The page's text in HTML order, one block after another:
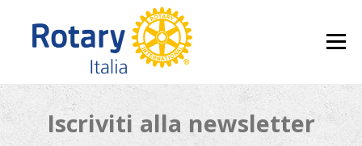
Menu
Iscriviti alla newsletter